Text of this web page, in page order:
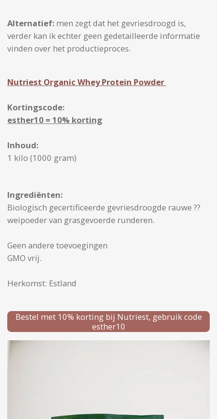
Alternatief: men zegt dat het gevriesdroogd is,
verder kan ik echter geen gedetailleerde informatie
vinden over het productieproces.
Nutriest Organic Whey Protein Powder
Kortingscode:
esther10 = 10% korting
Inhoud:
1 kilo (1000 gram)
Ingrediënten:
Biologisch gecertificeerde gevriesdroogde rauwe ??
weipoeder van grasgevoerde runderen.
Geen andere toevoegingen
GMO vrij.
Herkomst: Estland
Bestel met 10% korting bij Nutriest, gebruik code
esther10